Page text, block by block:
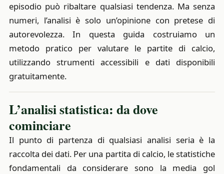
episodio può ribaltare qualsiasi tendenza. Ma senza
numeri, l’analisi è solo un’opinione con pretese di
autorevolezza. In questa guida costruiamo un
metodo pratico per valutare le partite di calcio,
utilizzando strumenti accessibili e dati disponibili
gratuitamente.
L’analisi statistica: da dove
cominciare
Il punto di partenza di qualsiasi analisi seria è la
raccolta dei dati. Per una partita di calcio, le statistiche
fondamentali da considerare sono la media gol